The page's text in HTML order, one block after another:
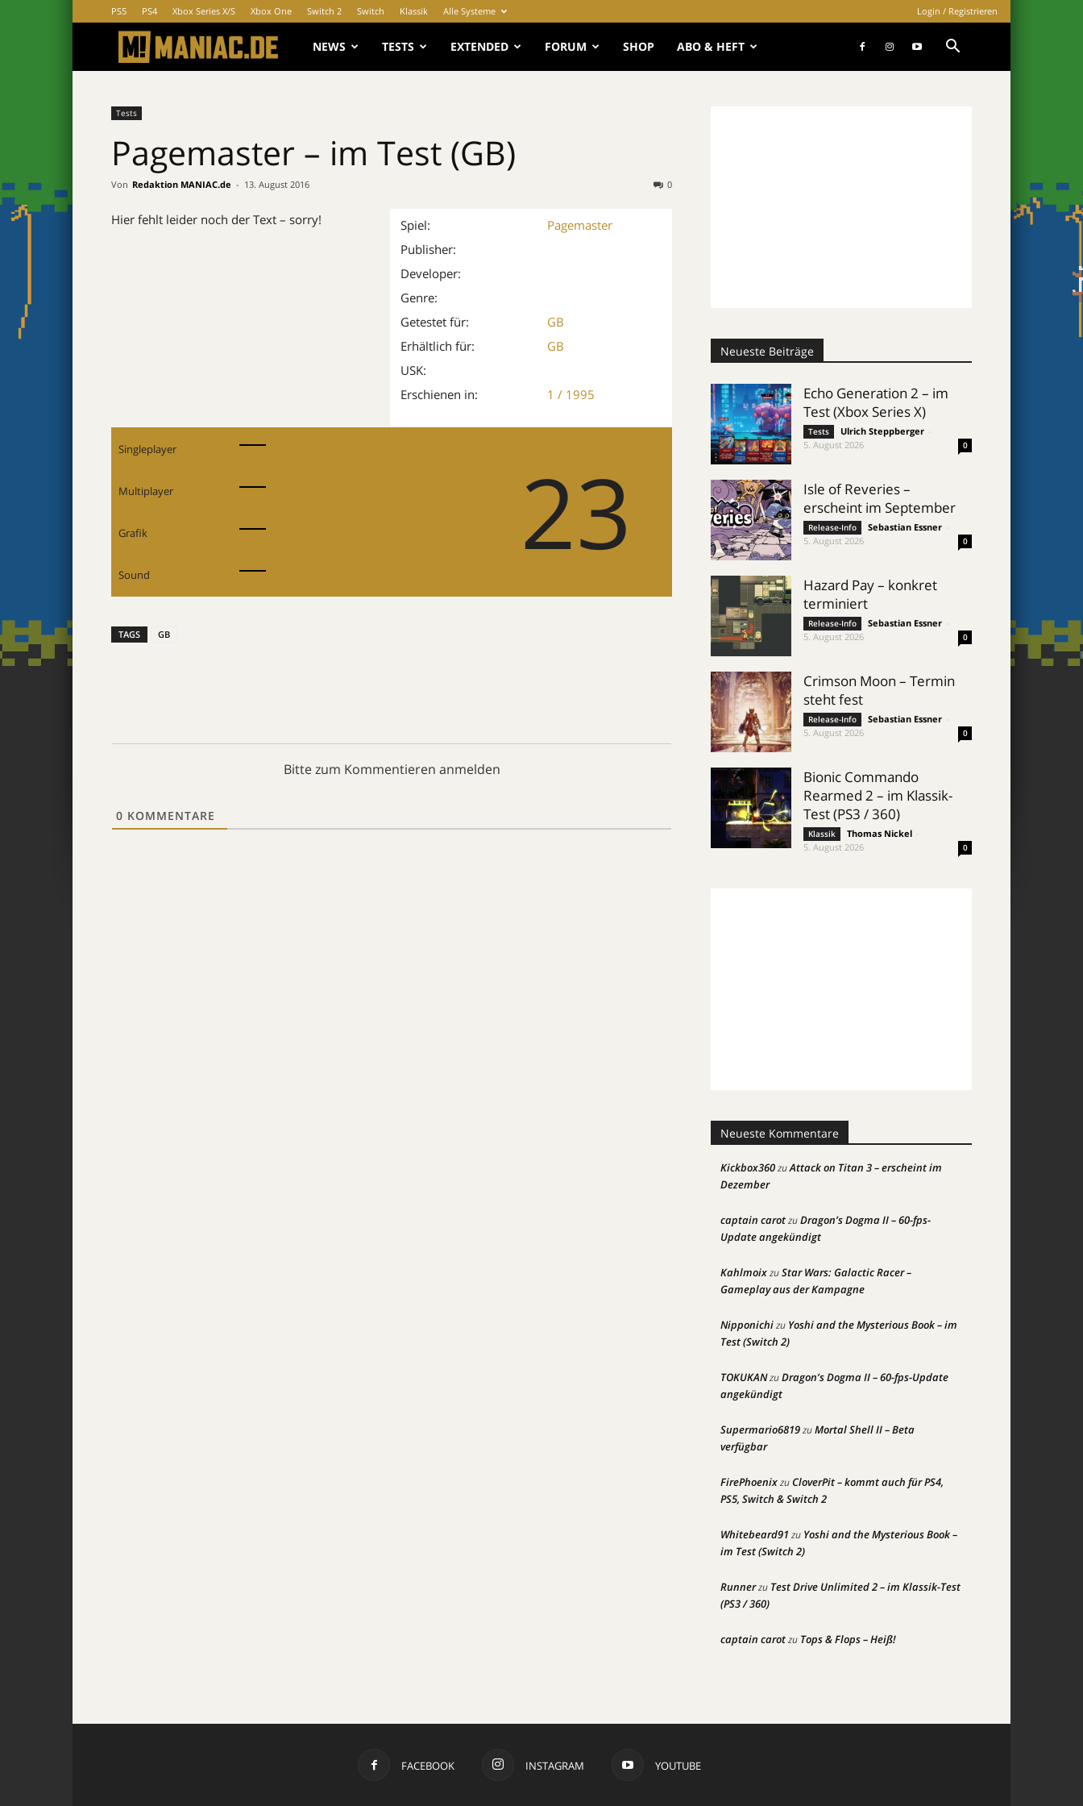
PS5 PS4 Xbox Series X/S Xbox One Switch 2 Switch Klassik Alle Systeme Login / Registrieren
MANIAC.de
NEWS TESTS EXTENDED FORUM SHOP ABO & HEFT
Tests
Pagemaster – im Test (GB)
Von Redaktion MANIAC.de - 13. August 2016 0
Spiel:
Pagemaster
Publisher:
Developer:
Genre:
Getestet für:
GB
Erhältlich für:
GB
USK:
Erschienen in:
1 / 1995
Hier fehlt leider noch der Text – sorry!
Singleplayer 23
Multiplayer
Grafik
Sound
TAGS GB
Bitte zum Kommentieren anmelden
0 KOMMENTARE
Neueste Beiträge
Echo Generation 2 – im
Test (Xbox Series X)
Tests Ulrich Steppberger
5. August 2026
0
Isle of Reveries –
erscheint im September
Release-Info Sebastian Essner
5. August 2026
0
Hazard Pay – konkret
terminiert
Release-Info Sebastian Essner
5. August 2026
0
Crimson Moon – Termin
steht fest
Release-Info Sebastian Essner
5. August 2026
0
Bionic Commando
Rearmed 2 – im Klassik-
Test (PS3 / 360)
Klassik Thomas Nickel
5. August 2026
0
Neueste Kommentare
Kickbox360zuAttack on Titan 3 – erscheint im
Dezember
captain carotzuDragon’s Dogma II – 60-fps-
Update angekündigt
KahlmoixzuStar Wars: Galactic Racer –
Gameplay aus der Kampagne
Nipponichizu Yoshi and the Mysterious Book – im
Test (Switch 2)
TOKUKANzuDragon’s Dogma II – 60-fps-Update
angekündigt
Supermario6819zuMortal Shell II – Beta
verfügbar
FirePhoenixzuCloverPit – kommt auch für PS4,
PS5, Switch & Switch 2
Whitebeard91 zu Yoshi and the Mysterious Book –
im Test (Switch 2)
Runnerzu Test Drive Unlimited 2 – im Klassik-Test
(PS3 / 360)
captain carotzu Tops & Flops – Heiß!
FACEBOOK INSTAGRAM YOUTUBE